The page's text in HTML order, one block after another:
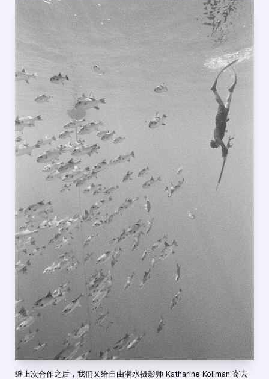
继上次合作之后，我们又给自由潜水摄影师 Katharine Kollman 寄去